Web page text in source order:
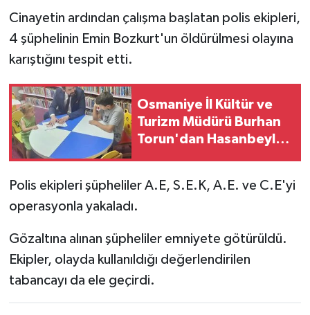
Cinayetin ardından çalışma başlatan polis ekipleri,
4 şüphelinin Emin Bozkurt'un öldürülmesi olayına
karıştığını tespit etti.
Osmaniye İl Kültür ve
Turizm Müdürü Burhan
Torun'dan Hasanbeyli
Polis ekipleri şüpheliler A.E, S.E.K, A.E. ve C.E'yi
operasyonla yakaladı.
Gözaltına alınan şüpheliler emniyete götürüldü.
Ekipler, olayda kullanıldığı değerlendirilen
tabancayı da ele geçirdi.